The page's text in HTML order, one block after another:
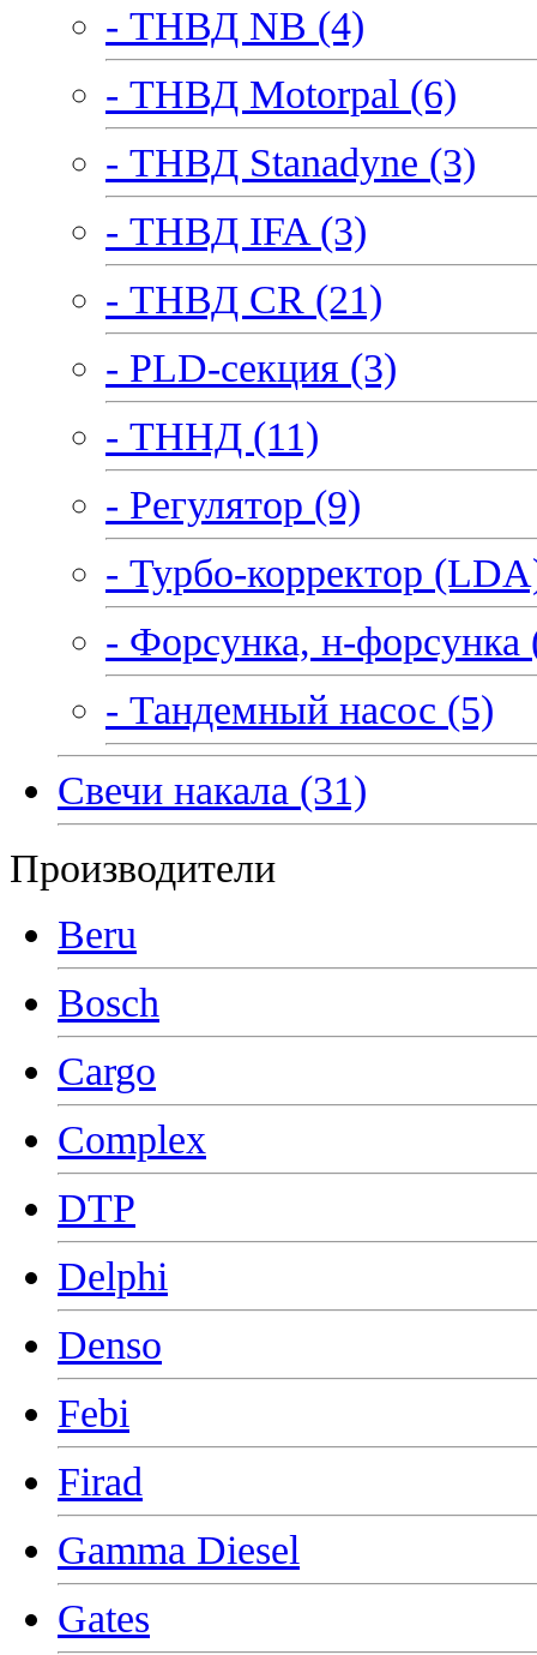
- ТНВД NB (4)
- ТНВД Motorpal (6)
- ТНВД Stanadyne (3)
- ТНВД IFA (3)
- ТНВД CR (21)
- PLD-секция (3)
- ТННД (11)
- Регулятор (9)
- Турбо-корректор
- Форсунка, н-форсунка
- Тандемный насос (5)
Свечи накала (31)
Производители
Beru
Bosch
Cargo
Complex
DTP
Delphi
Denso
Febi
Firad
Gamma Diesel
Gates